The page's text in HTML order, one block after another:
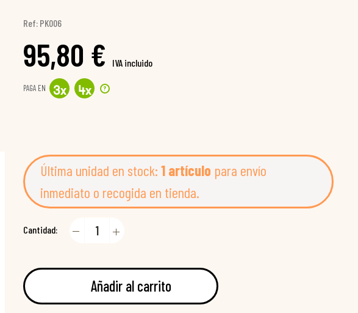
Ref: PK006
95,80 € IVA incluido
PAGA EN 3x 4x ?
Última unidad en stock: 1 artículo para envío
inmediato o recogida en tienda.
Cantidad:
Añadir al carrito